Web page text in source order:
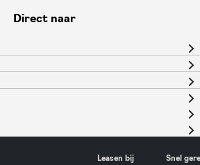
Direct naar
Leasen bij
Snel